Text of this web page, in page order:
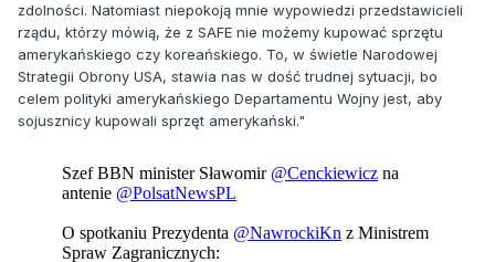
zdolności. Natomiast niepokoją mnie wypowiedzi przedstawicieli
rządu, którzy mówią, że z SAFE nie możemy kupować sprzętu
amerykańskiego czy koreańskiego. To, w świetle Narodowej
Strategii Obrony USA, stawia nas w dość trudnej sytuacji, bo
celem polityki amerykańskiego Departamentu Wojny jest, aby
sojusznicy kupowali sprzęt amerykański."